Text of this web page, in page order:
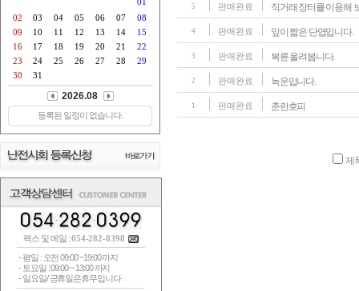
팩스 및 메일 :054-282-0398
- 평일 : 오전 09:00 ~19:00 까지
- 토요일 : 09:00 ~ 13:00 까지
- 일요일/ 공휴일은휴무입니다
5 판매완료 직거래 장터를 이용해
4 판매완료 잎이 짧은 단엽입니다.
3 판매완료 복륜 올려봅니다.
2 판매완료 녹운입니다.
1 판매완료 춘란호피
제